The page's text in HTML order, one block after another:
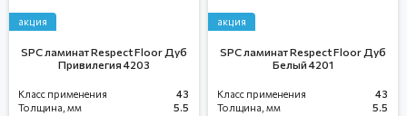
акция
SPC ламинат Respect Floor Дуб
Привилегия 4203
Класс применения
43
Толщина, мм
5.5
акция
SPC ламинат Respect Floor Дуб
Белый 4201
Класс применения
43
Толщина, мм
5.5